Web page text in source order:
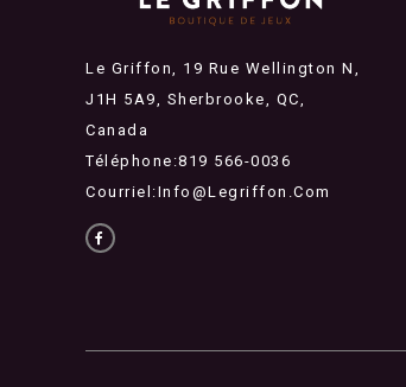
Le Griffon, 19 Rue Wellington N,
J1H 5A9, Sherbrooke, QC,
Canada
Téléphone:819 566-0036
Courriel:Info@legriffon.com